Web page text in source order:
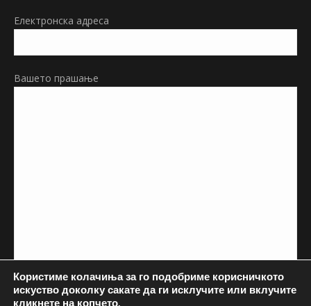
Електронска адреса
Вашето прашање
Користиме колачиња за го подобриме корисничкото
искуство доколку сакате да ги исклучите или вклучите
кликнете на копчето.